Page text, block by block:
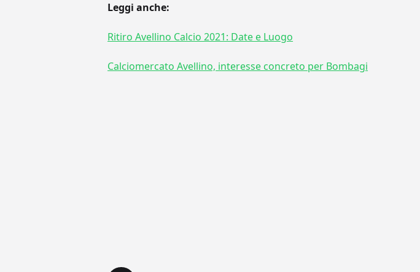
Leggi anche:
Ritiro Avellino Calcio 2021: Date e Luogo
Calciomercato Avellino, interesse concreto per Bombagi